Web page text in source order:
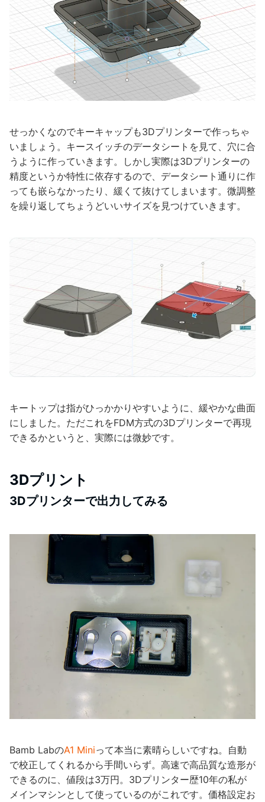
せっかくなのでキーキャップも3Dプリンターで作っちゃ
いましょう。キースイッチのデータシートを見て、穴に合
うように作っていきます。しかし実際は3Dプリンターの
精度というか特性に依存するので、データシート通りに作
っても嵌らなかったり、緩くて抜けてしまいます。微調整
を繰り返してちょうどいいサイズを見つけていきます。
キートップは指がひっかかりやすいように、緩やかな曲面
にしました。ただこれをFDM方式の3Dプリンターで再現
できるかというと、実際には微妙です。
3Dプリント
3Dプリンターで出力してみる
Bamb LabのA1 Miniって本当に素晴らしいですね。自動
で校正してくれるから手間いらず。高速で高品質な造形が
できるのに、値段は3万円。3Dプリンター歴10年の私が
メインマシンとして使っているのがこれです。価格設定お